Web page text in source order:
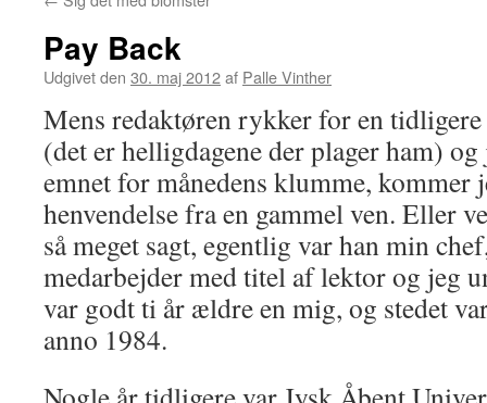
Pay Back
Udgivet den 30. maj 2012af Palle Vinther
Mens redaktøren rykker for en
(det er helligdagene der plager ham)
emnet for månedens klumme, kommer
henvendelse fra en gammel ven. Eller
så meget sagt, egentlig var han min
medarbejder med titel af lektor og jeg
var godt ti år ældre en mig, og stedet
anno 1984.